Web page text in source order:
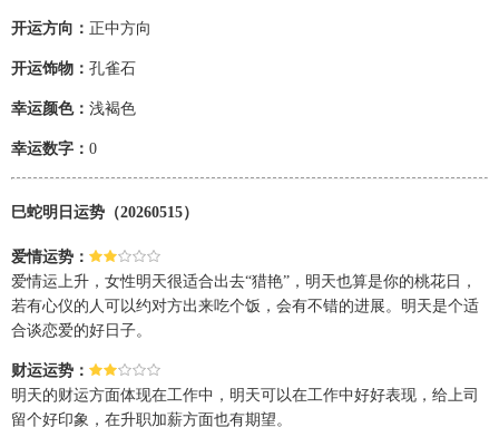
开运方向： 正中方向
开运饰物： 孔雀石
幸运颜色： 浅褐色
幸运数字： 0
巳蛇明日运势（20260515）
爱情运势：
爱情运上升，女性明天很适合出去“猎艳”，明天也算是你的桃花日，
若有心仪的人可以约对方出来吃个饭，会有不错的进展。明天是个适
合谈恋爱的好日子。
财运运势：
明天的财运方面体现在工作中，明天可以在工作中好好表现，给上司
留个好印象，在升职加薪方面也有期望。